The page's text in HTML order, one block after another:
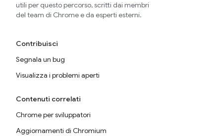
utili per questo percorso, scritti dai membri
del team di Chrome e da esperti esterni.
Contribuisci
Segnala un bug
Visualizza i problemi aperti
Contenuti correlati
Chrome per sviluppatori
Aggiornamenti di Chromium